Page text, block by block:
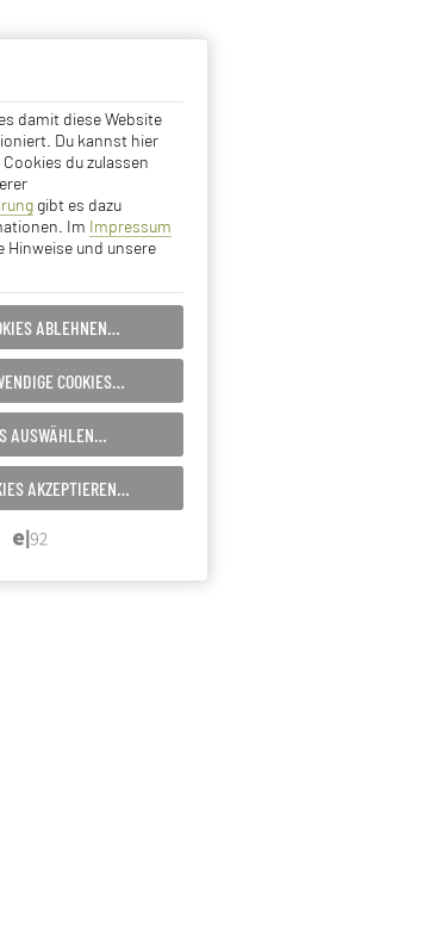
damit diese Website
Du kannst hier
du zulassen
gibt es dazu
Im Impressum
Hinweise und unsere
ABLEHNEN…
COOKIES…
AUSWÄHLEN…
AKZEPTIEREN…
Essentielle Cookies
Advertising Cookies
SPEICHERN…